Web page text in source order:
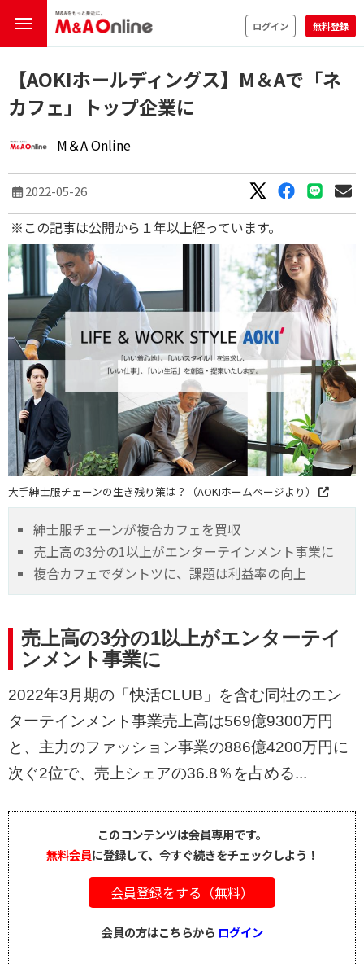
ログイン 無料登録
【AOKIホールディングス】M＆Aで「ネ
カフェ」トップ企業に
M＆A Online
2022-05-26
※この記事は公開から１年以上経っています。
大手紳士服チェーンの生き残り策は？（AOKIホームページより）
紳士服チェーンが複合カフェを買収
売上高の3分の1以上がエンターテインメント事業に
複合カフェでダントツに、課題は利益率の向上
売上高の3分の1以上がエンターテイ
ンメント事業に
2022年3月期の「快活CLUB」を含む同社のエン
ターテインメント事業売上高は569億9300万円
と、主力のファッション事業の886億4200万円に
次ぐ2位で、売上シェアの36.8％を占める...
このコンテンツは会員専用です。
無料会員に登録して、今すぐ続きをチェックしよう！
会員登録をする（無料）
会員の方はこちらから ログイン